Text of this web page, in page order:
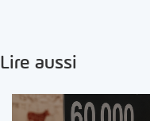
Lire aussi